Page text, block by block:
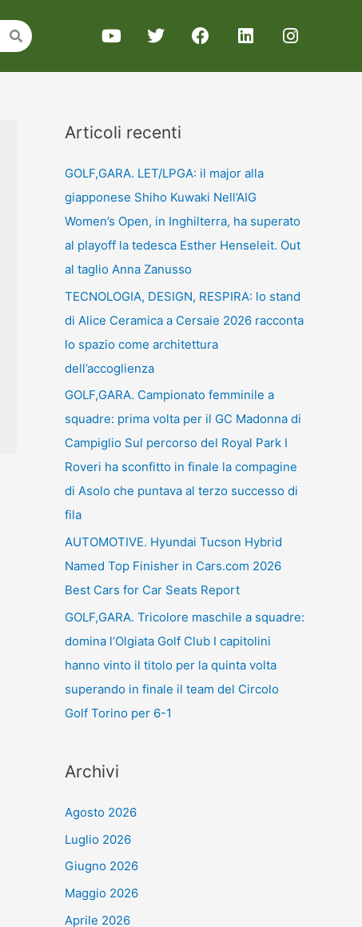
Articoli recenti
GOLF,GARA. LET/LPGA: il major alla
giapponese Shiho Kuwaki Nell’AIG
Women’s Open, in Inghilterra, ha superato
al playoff la tedesca Esther Henseleit. Out
al taglio Anna Zanusso
TECNOLOGIA, DESIGN, RESPIRA: lo stand
di Alice Ceramica a Cersaie 2026 racconta
lo spazio come architettura
dell’accoglienza
GOLF,GARA. Campionato femminile a
squadre: prima volta per il GC Madonna di
Campiglio Sul percorso del Royal Park I
Roveri ha sconfitto in finale la compagine
di Asolo che puntava al terzo successo di
fila
AUTOMOTIVE. Hyundai Tucson Hybrid
Named Top Finisher in Cars.com 2026
Best Cars for Car Seats Report
GOLF,GARA. Tricolore maschile a squadre:
domina l’Olgiata Golf Club I capitolini
hanno vinto il titolo per la quinta volta
superando in finale il team del Circolo
Golf Torino per 6-1
Archivi
Agosto 2026
Luglio 2026
Giugno 2026
Maggio 2026
Aprile 2026